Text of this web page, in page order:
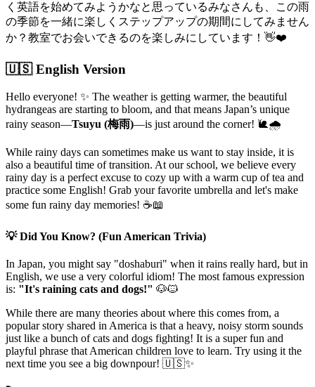
く英語を始めてみようかなと思っているみなさんも、この雨
の季節を一緒に楽しくステップアップの期間にしてみません
か？教室でお会いできるのを楽しみにしています！👋❤️
🇺🇸 English Version
Hello everyone! ✨ The weather is getting warmer, the beautiful
hydrangeas are starting to bloom, and that means Japan’s unique
rainy season—Tsuyu (梅雨)—is just around the corner! 🐌🌧️
While rainy days can sometimes make us want to stay inside, it is
also a beautiful time of transition. At our school, we believe every
rainy day is a perfect excuse to cozy up with a warm cup of tea and
practice some English! Grab your favorite umbrella and let's make
some fun rainy day memories! ☕📖
💡 Did You Know? (Fun American Trivia)
In Japan, you might say "doshaburi" when it rains really hard, but in
English, we use a very colorful idiom! The most famous expression
is: "It's raining cats and dogs!" 🐶🐱
While there are many theories about where this comes from, a
popular story shared in America is that a heavy, noisy storm sounds
just like a bunch of cats and dogs fighting! It is a super fun and
playful phrase that American children love to learn. Try using it the
next time you see a big downpour! 🇺🇸✨